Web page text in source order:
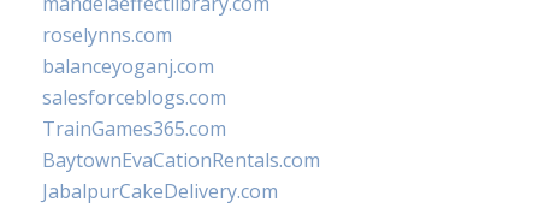
roselynns.com
balanceyoganj.com
salesforceblogs.com
TrainGames365.com
BaytownEvaCationRentals.com
JabalpurCakeDelivery.com